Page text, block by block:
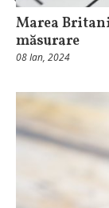
Marea
măsurare
08 Ian, 2024